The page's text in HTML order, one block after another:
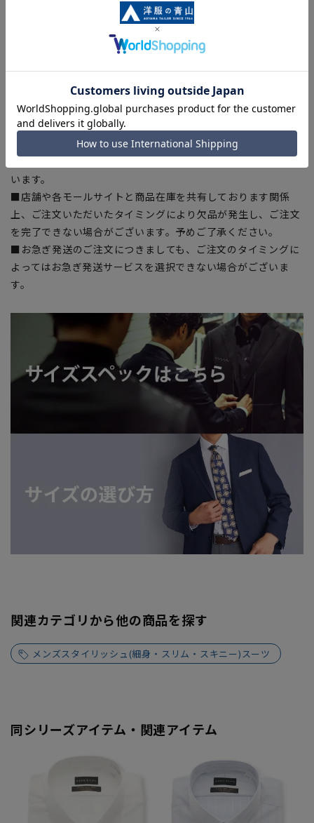
ある場合がございますので、予めご了承ください。
■ゆとり感には個人差があります。サイズ表を確認の上、ご購
入の目安としてご利用ください。
■生地や仕様・デザインにより、着用感や実際のサイズ表に若
干の誤差が生じる場合がございます。予めご了承ください。
■サイズスペックは仕上がりサイズを記載しております。一
部、商品現物におすすめサイズ(ヌードサイズ)を記載している
商品もございます。
■ブラウザやお使いのモニター環境、また撮影時の室内外の光
加減により、実際の商品と掲載画像の色味が異なる場合がござ
います。
■店舗や各モールサイトと商品在庫を共有しております関係
上、ご注文いただいたタイミングにより欠品が発生し、ご注文
を完了できない場合がございます。予めご了承ください。
■お急ぎ発送のご注文につきましても、ご注文のタイミングに
よってはお急ぎ発送サービスを選択できない場合がございま
す。
関連カテゴリから他の商品を探す
メンズスタイリッシュ(細身・スリム・スキニー)スーツ
同シリーズアイテム・関連アイテム